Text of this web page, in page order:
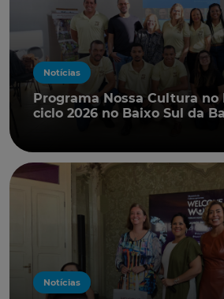
Notícias
Programa Nossa Cultura no
ciclo 2026 no Baixo Sul da
Notícias